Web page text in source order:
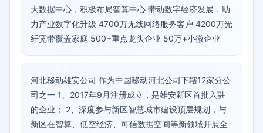
大数据中心，积极布局智算中心 带动数字经济发展，助
力产业数字化升级 4700万无线网络服务客户 4200万光
纤宽带覆盖家庭 500+重点龙头企业 50万+小微企业
河北移动雄安公司 作为中国移动河北公司下辖12家分公
司之一 1、2017年9月注册成立，是雄安新区首批入驻
的企业； 2、深度参与新区智慧城市建设顶层规划，与
新区在智算、低空经济、可信数据空间等新领域开展全